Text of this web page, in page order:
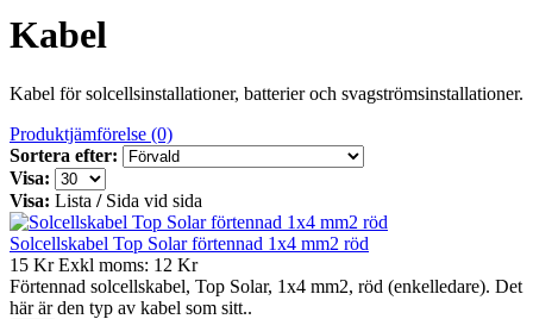
Kabel
Kabel för solcellsinstallationer, batterier och svagströmsinstallationer.
Produktjämförelse (0)
Sortera efter:
Visa:
Visa: Lista / Sida vid sida
Solcellskabel Top Solar förtennad 1x4 mm2 röd
15 KrExkl moms: 12 Kr
Förtennad solcellskabel, Top Solar, 1x4 mm2, röd (enkelledare). Det
här är den typ av kabel som sitt..